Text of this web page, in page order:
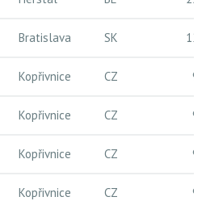
Bratislava SK 12
Kopřivnice CZ 9
Kopřivnice CZ 9
Kopřivnice CZ 9
Kopřivnice CZ 9